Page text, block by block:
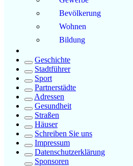
Bevölkerung
Wohnen
Bildung
Geschichte
Stadtführer
Sport
Partnerstädte
Adressen
Gesundheit
Straßen
Häuser
Schreiben Sie uns
Impressum
Datenschutzerklärung
Sponsoren